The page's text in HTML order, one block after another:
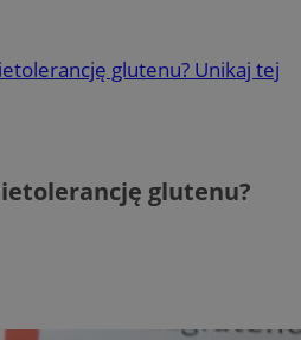
glutenu? Unikaj tej
glutenu?